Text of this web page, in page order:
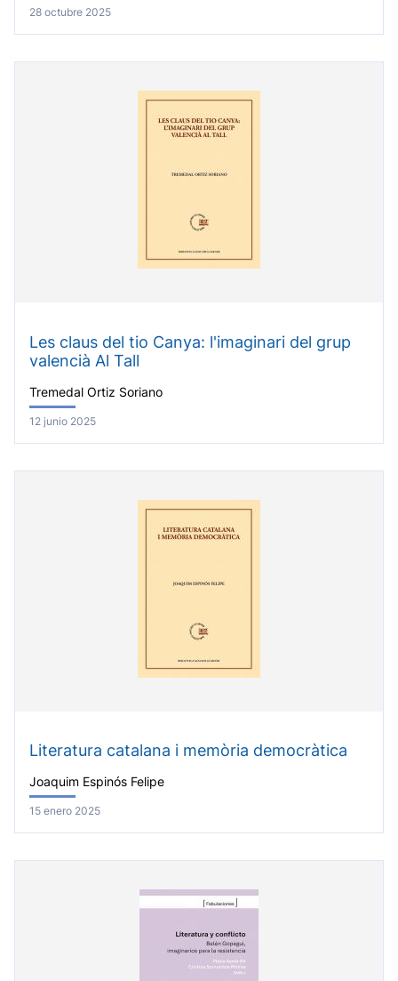
28 octubre 2025
Les claus del tio Canya: l'imaginari del grup
valencià Al Tall
Tremedal Ortiz Soriano
12 junio 2025
Literatura catalana i memòria democràtica
Joaquim Espinós Felipe
15 enero 2025